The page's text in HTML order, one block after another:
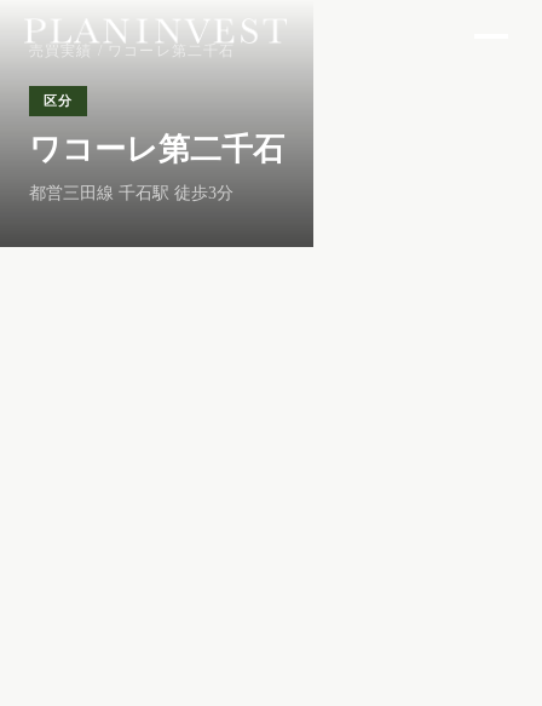
売買実績 / ワコーレ第二千石
区分
ワコーレ第二千石
都営三田線 千石駅 徒歩3分